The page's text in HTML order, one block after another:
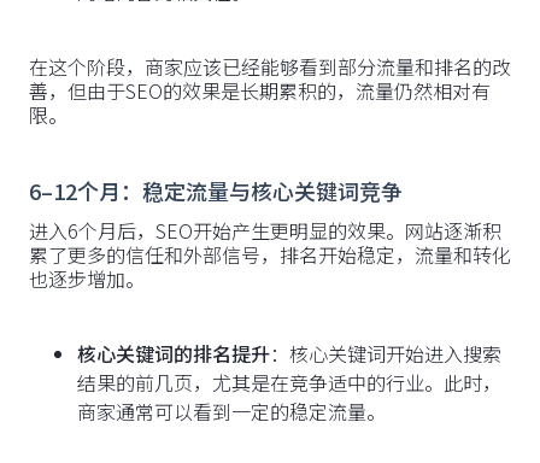
在这个阶段，商家应该已经能够看到部分流量和排名的改
善，但由于SEO的效果是长期累积的，流量仍然相对有
限。
6–12个月：稳定流量与核心关键词竞争
进入6个月后，SEO开始产生更明显的效果。网站逐渐积
累了更多的信任和外部信号，排名开始稳定，流量和转化
也逐步增加。
核心关键词的排名提升：核心关键词开始进入搜索
结果的前几页，尤其是在竞争适中的行业。此时，
商家通常可以看到一定的稳定流量。